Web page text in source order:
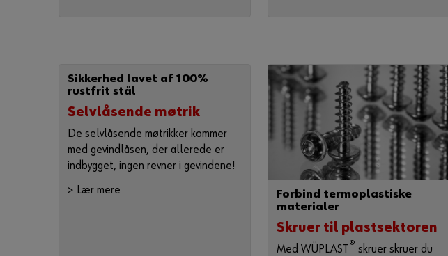
Sikkerhed lavet af 100%
rustfrit stål
Selvlåsende møtrik
De selvlåsende møtrikker kommer
med gevindlåsen, der allerede er
indbygget, ingen revner i gevindene!
> Lær mere
Forbind termoplastiske
materialer
Skruer til plastsektoren
Med WÜPLAST® skruer skruer du